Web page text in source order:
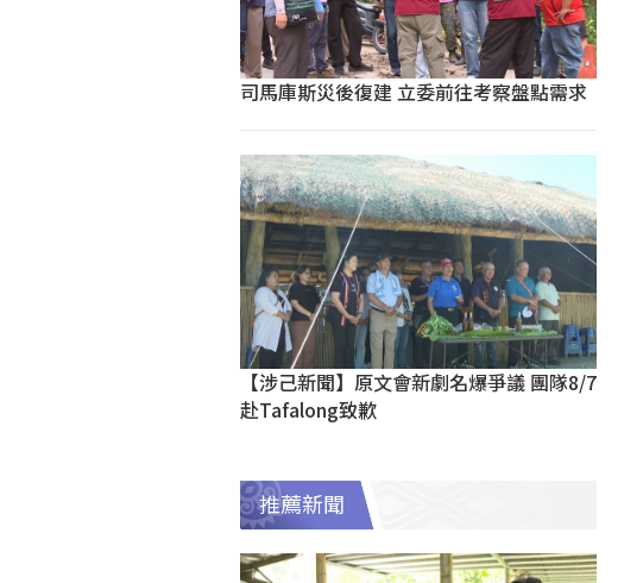
司馬庫斯災後復建 立委前往考察盤點需求
【涉己新聞】原文會新劇名爆爭議 團隊8/7
赴Tafalong致歉
推薦新聞